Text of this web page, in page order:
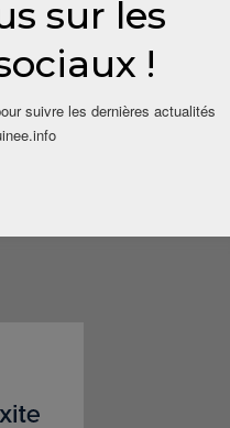
this browser for the next
sur les
!
suivre les dernières actualités